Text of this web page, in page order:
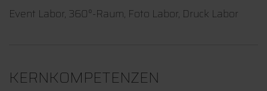
Event Labor, 360°-Raum, Foto Labor, Druck Labor
KERNKOMPETENZEN